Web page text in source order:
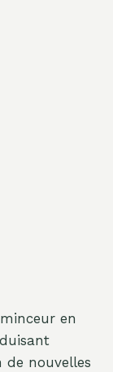
en
nouvelles